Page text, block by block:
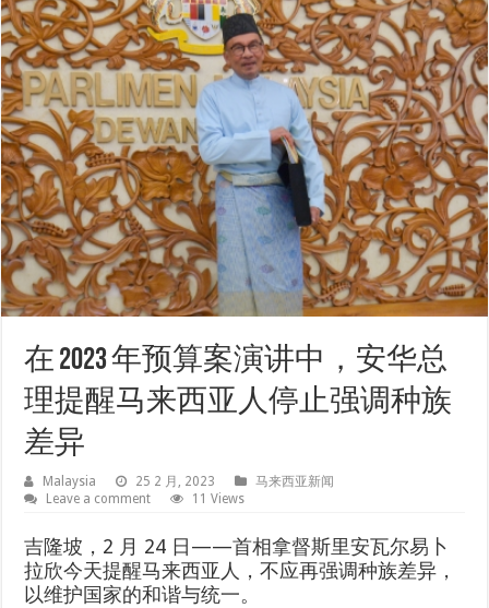
在 2023 年预算案演讲中，安华总
理提醒马来西亚人停止强调种族
差异
Malaysia 25 2 月, 2023
马来西亚新闻
Leave a comment
11 Views
吉隆坡，2 月 24 日——首相拿督斯里安瓦尔易卜
拉欣今天提醒马来西亚人，不应再强调种族差异，
以维护国家的和谐与统一。